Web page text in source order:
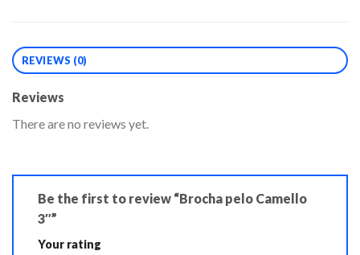
REVIEWS (0)
Reviews
There are no reviews yet.
Be the first to review “Brocha pelo Camello
3″”
Your rating